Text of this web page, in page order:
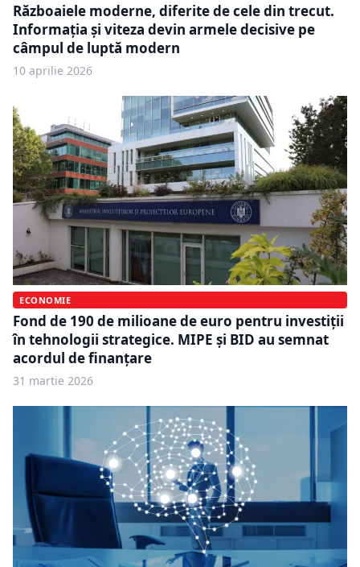
Războaiele moderne, diferite de cele din trecut.
Informația și viteza devin armele decisive pe
câmpul de luptă modern
10 aprilie 2026
ECONOMIE
Fond de 190 de milioane de euro pentru investiții
în tehnologii strategice. MIPE și BID au semnat
acordul de finanțare
31 martie 2026